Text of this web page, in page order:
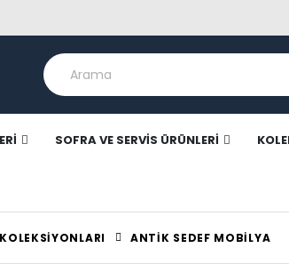
SOFRA VE SERVIS ÜRÜNLERI
ANTIK SEDEF MOBILYA